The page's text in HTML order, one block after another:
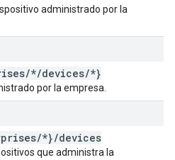
administrado por la
/*/devices/*}
por la empresa.
/*}/devices
que administra la